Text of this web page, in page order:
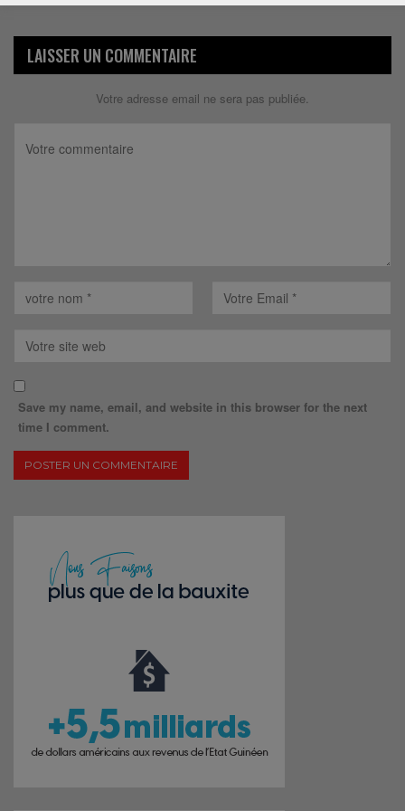
LAISSER UN COMMENTAIRE
Votre adresse email ne sera pas publiée.
Save my name, email, and website in this browser for the next
time I comment.